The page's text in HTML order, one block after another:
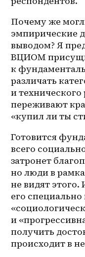
Почему же
эмпирические
выводом? Я
ВЦИОМ
к
различать
и
переживают
«купил ли ты
Готовится
всего
затронет
но люди в
не видят
его
и
получить
происходит в